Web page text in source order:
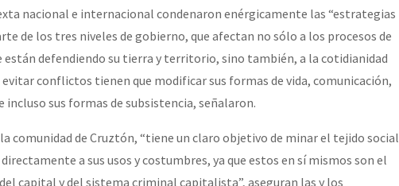
nacional e internacional condenaron enérgicamente las “estrategias
de los tres niveles de gobierno, que afectan no sólo a los procesos de
están defendiendo su tierra y territorio, sino también, a la cotidianidad
evitar conflictos tienen que modificar sus formas de vida, comunicación,
incluso sus formas de subsistencia, señalaron.
comunidad de Cruztón, “tiene un claro objetivo de minar el tejido social
a sus usos y costumbres, ya que estos en sí mismos son el
capital y del sistema criminal capitalista”, aseguran las y los